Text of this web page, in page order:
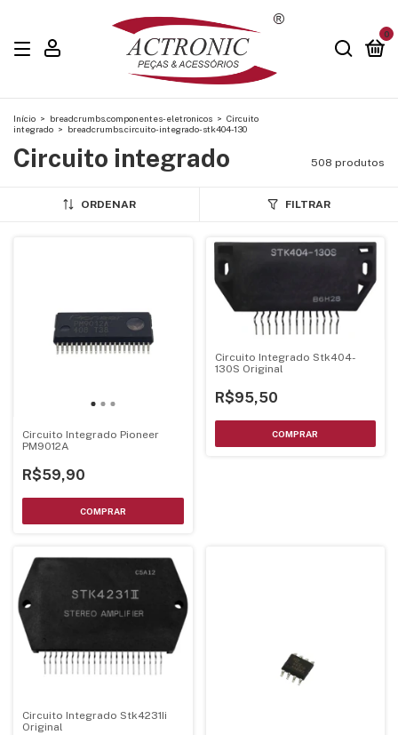
0
Início > breadcrumbs.componentes-eletronicos > Circuito
integrado > breadcrumbs.circuito-integrado-stk404-130
Circuito integrado 508 produtos
ORDENAR FILTRAR
Circuito Integrado Pioneer
PM9012A
R$59,90
Circuito Integrado Stk404-
130S Original
R$95,50
Circuito Integrado Stk4231Ii
Original